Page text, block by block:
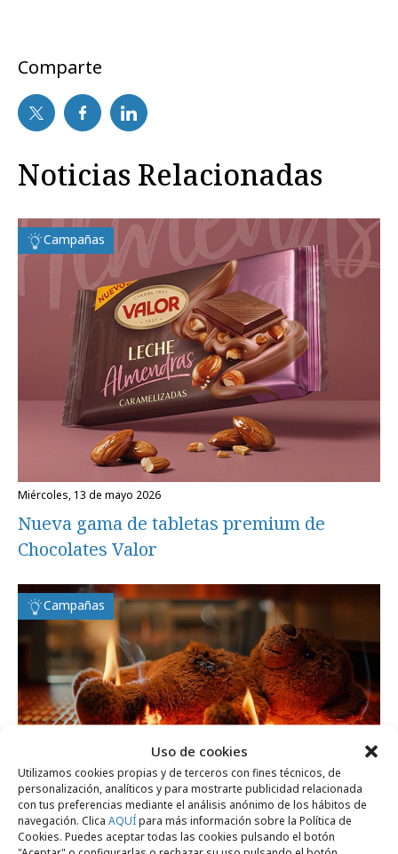
Uso de cookies
Utilizamos cookies propias y de terceros con fines técnicos, de
personalización, analíticos y para mostrarte publicidad relacionada
con tus preferencias mediante el análisis anónimo de los hábitos de
navegación. Clica AQUÍpara más información sobre la Política de
Cookies. Puedes aceptar todas las cookies pulsando el botón
Comparte
Noticias Relacionadas
Campañas
miércoles, 13 de mayo 2026
Nueva gama de tabletas premium de
Chocolates Valor
Campañas
viernes, 13 de febrero 2026